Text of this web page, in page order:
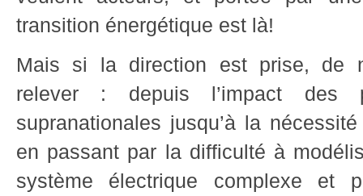
transition énergétique est là!
Mais si la direction est prise, de
relever : depuis l’impact des
supranationales jusqu’à la
en passant par la difficulté à
système électrique complexe et